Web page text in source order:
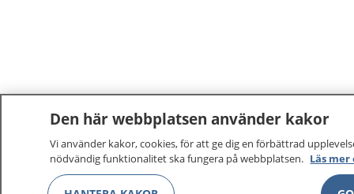
Den här webbplatsen använder kakor
Vi använder kakor, cookies, för att ge dig en förbättrad
nödvändig funktionalitet ska fungera på webbplatsen. Läs